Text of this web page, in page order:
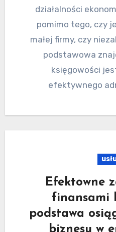
działalności
pomimo tego, czy
małej firmy, czy
podstawowa
księgowości
efektywnego
Efektowne
finansami
podstawa